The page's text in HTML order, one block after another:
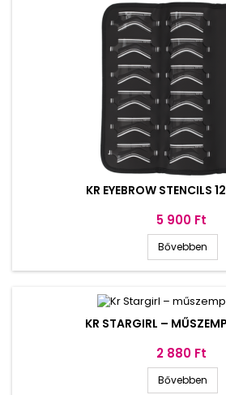
KR EYEBROW STENCILS
Ár
5 900 Ft
Bővebben
KR STARGIRL –
Ár
2 880 Ft
Bővebben